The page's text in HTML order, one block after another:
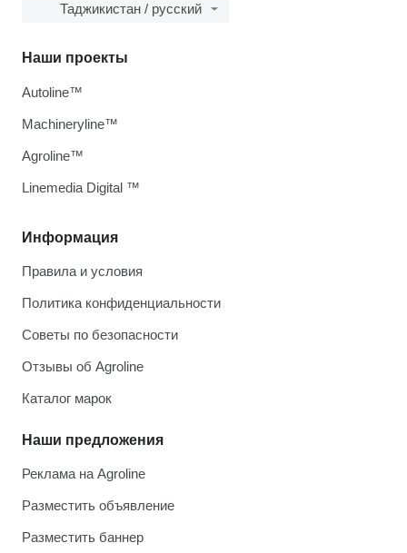
Таджикистан / русский
Информация
Правила и условия
Политика конфиденциальности
Советы по безопасности
Отзывы об Agroline
Каталог марок
Наши предложения
Реклама на Agroline
Разместить объявление
Разместить баннер
Наши проекты
Autoline™
Machineryline™
Agroline™
Linemedia Digital ™